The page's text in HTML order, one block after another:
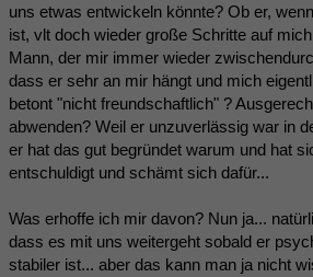
uns etwas entwickeln könnte? Ob er,
ist, vlt doch wieder große Schritte auf
Mann, der mir immer wieder
dass er sehr an mir hängt und mich
betont "nicht freundschaftlich" ?
abwenden? Weil er unzuverlässig war in
er hat das gut begründet warum und hat
entschuldigt und schämt sich dafür...
Was erhoffe ich mir davon? Nun ja...
dass es mit uns weitergeht sobald er
stabiler ist... aber das kann man ja nicht